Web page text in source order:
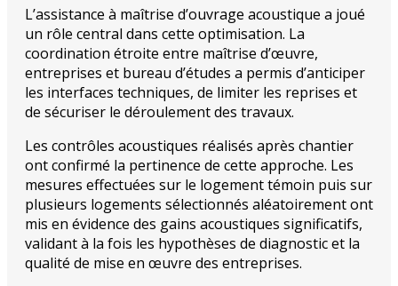
L’assistance à maîtrise d’ouvrage acoustique a joué
un rôle central dans cette optimisation. La
coordination étroite entre maîtrise d’œuvre,
entreprises et bureau d’études a permis d’anticiper
les interfaces techniques, de limiter les reprises et
de sécuriser le déroulement des travaux.
Les contrôles acoustiques réalisés après chantier
ont confirmé la pertinence de cette approche. Les
mesures effectuées sur le logement témoin puis sur
plusieurs logements sélectionnés aléatoirement ont
mis en évidence des gains acoustiques significatifs,
validant à la fois les hypothèses de diagnostic et la
qualité de mise en œuvre des entreprises.